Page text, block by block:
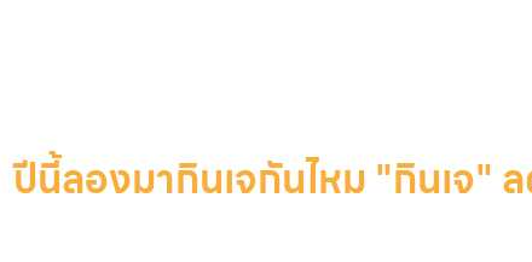
ปีนี้ลองมากินเจกันไหม "กินเจ"